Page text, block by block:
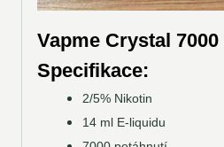
Vapme Crystal 7000
Specifikace:
2/5% Nikotin
14 ml E-liquidu